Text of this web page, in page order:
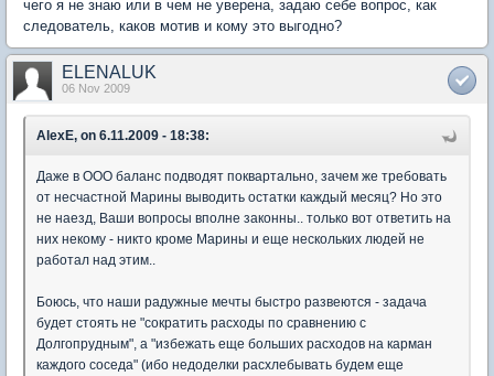
чего я не знаю или в чем не уверена, задаю себе вопрос, как
следователь, каков мотив и кому это выгодно?
ELENALUK
06 Nov 2009
AlexE, on 6.11.2009 - 18:38:
Даже в ООО баланс подводят поквартально, зачем же требовать
от несчастной Марины выводить остатки каждый месяц? Но это
не наезд, Ваши вопросы вполне законны.. только вот ответить на
них некому - никто кроме Марины и еще нескольких людей не
работал над этим..
Боюсь, что наши радужные мечты быстро развеются - задача
будет стоять не "сократить расходы по сравнению с
Долгопрудным", а "избежать еще больших расходов на карман
каждого соседа" (ибо недоделки расхлебывать будем еще